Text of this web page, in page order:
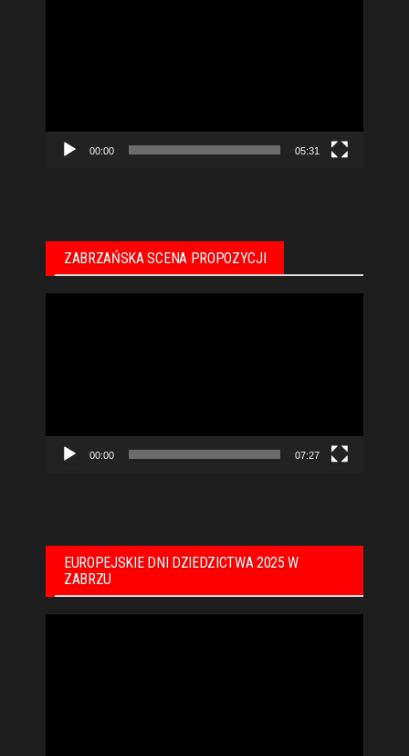
00:00 05:31
ZABRZAŃSKA SCENA PROPOZYCJI
00:00 07:27
EUROPEJSKIE DNI DZIEDZICTWA 2025 W
ZABRZU